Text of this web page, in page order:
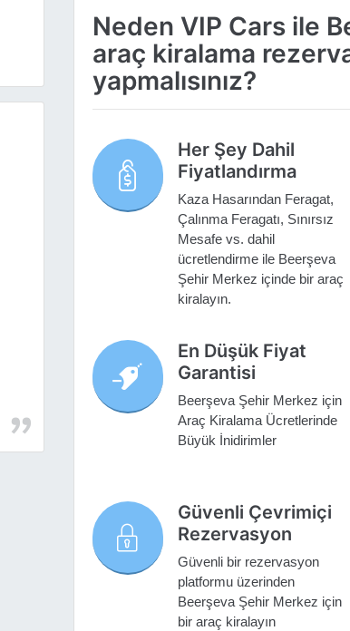
Neden VIP Cars ile
araç kiralama
yapmalısınız?
Her Şey Dahil
Fiyatlandırma
Kaza Hasarından Feragat,
Çalınma Feragatı, Sınırsız
Mesafe vs. dahil
ücretlendirme ile Beerşeva
Şehir Merkez içinde bir araç
kiralayın.
En Düşük Fiyat
Garantisi
Beerşeva Şehir Merkez için
Araç Kiralama Ücretlerinde
Büyük İnidirimler
Güvenli Çevrimiçi
Rezervasyon
Güvenli bir rezervasyon
platformu üzerinden
Beerşeva Şehir Merkez için
bir araç kiralayın